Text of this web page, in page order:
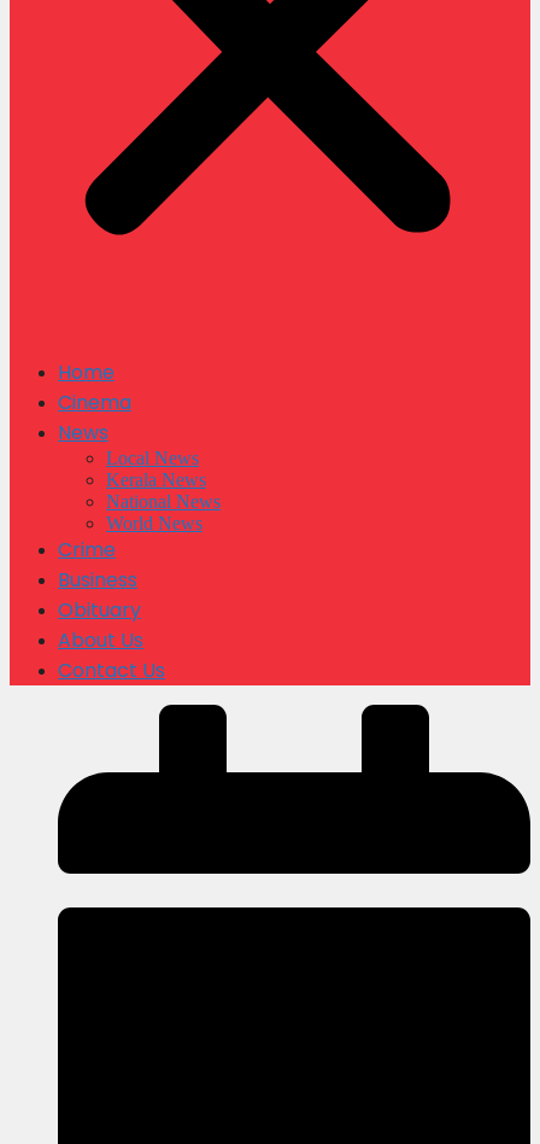
Home
Cinema
News
Local News
Kerala News
National News
World News
Crime
Business
Obituary
About Us
Contact Us